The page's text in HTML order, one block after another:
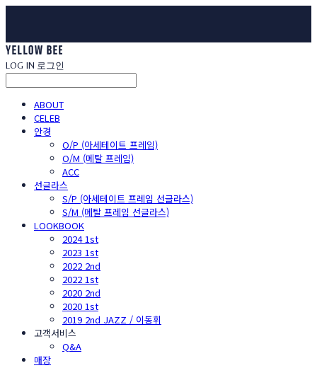
LOG IN 로그인
ABOUT
CELEB
안경
O/P (아세테이트 프레임)
O/M (메탈 프레임)
ACC
선글라스
S/P (아세테이트 프레임 선글라스)
S/M (메탈 프레임 선글라스)
LOOKBOOK
2024 1st
2023 1st
2022 2nd
2022 1st
2020 2nd
2020 1st
2019 2nd JAZZ / 이동휘
고객서비스
Q&A
매장